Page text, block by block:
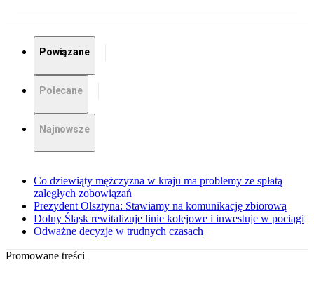
Powiązane
Polecane
Najnowsze
Co dziewiąty mężczyzna w kraju ma problemy ze spłatą
zaległych zobowiązań
Prezydent Olsztyna: Stawiamy na komunikację zbiorową
Dolny Śląsk rewitalizuje linie kolejowe i inwestuje w pociągi
Odważne decyzje w trudnych czasach
Promowane treści